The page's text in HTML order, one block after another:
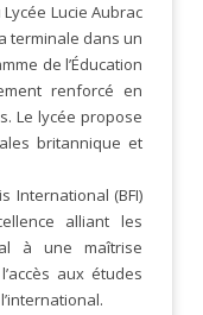
Lucie Aubrac
terminale dans un
de l’Éducation
renforcé en
Le lycée propose
britannique et
International (BFI)
alliant les
à une maîtrise
aux études